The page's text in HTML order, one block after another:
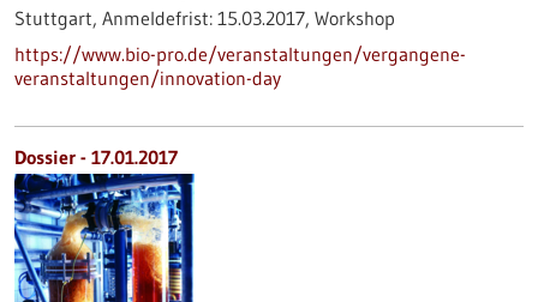
Stuttgart, Anmeldefrist: 15.03.2017, Workshop
https://www.bio-pro.de/veranstaltungen/vergangene-
veranstaltungen/innovation-day
Dossier - 17.01.2017